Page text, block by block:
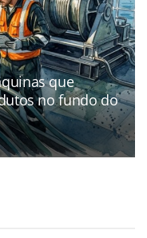
que
no fundo do